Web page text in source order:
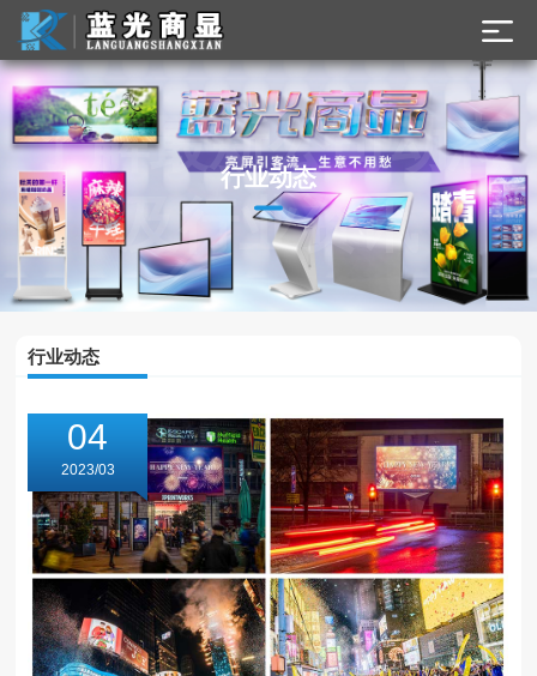
了解最新公司动态
及行业资讯
行业动态
行业动态
04
2023/03